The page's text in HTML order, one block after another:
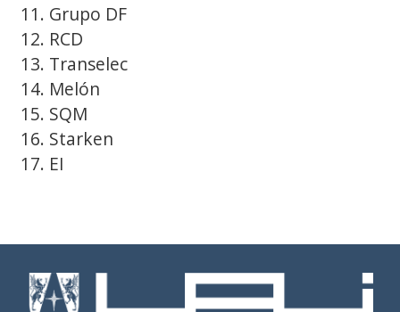
Grupo DF
RCD
Transelec
Melón
SQM
Starken
EI